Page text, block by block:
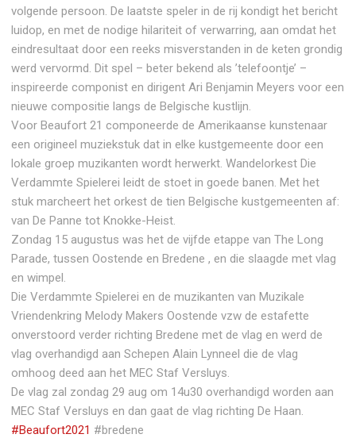
volgende persoon. De laatste speler in de rij kondigt het bericht
luidop, en met de nodige hilariteit of verwarring, aan omdat het
eindresultaat door een reeks misverstanden in de keten grondig
werd vervormd. Dit spel – beter bekend als ’telefoontje’ –
inspireerde componist en dirigent Ari Benjamin Meyers voor een
nieuwe compositie langs de Belgische kustlijn.
Voor Beaufort 21 componeerde de Amerikaanse kunstenaar
een origineel muziekstuk dat in elke kustgemeente door een
lokale groep muzikanten wordt herwerkt. Wandelorkest Die
Verdammte Spielerei leidt de stoet in goede banen. Met het
stuk marcheert het orkest de tien Belgische kustgemeenten af:
van De Panne tot Knokke-Heist.
Zondag 15 augustus was het de vijfde etappe van The Long
Parade, tussen Oostende en Bredene , en die slaagde met vlag
en wimpel.
Die Verdammte Spielerei en de muzikanten van Muzikale
Vriendenkring Melody Makers Oostende vzw de estafette
onverstoord verder richting Bredene met de vlag en werd de
vlag overhandigd aan Schepen Alain Lynneel die de vlag
omhoog deed aan het MEC Staf Versluys.
De vlag zal zondag 29 aug om 14u30 overhandigd worden aan
MEC Staf Versluys en dan gaat de vlag richting De Haan.
#Beaufort2021 #bredene